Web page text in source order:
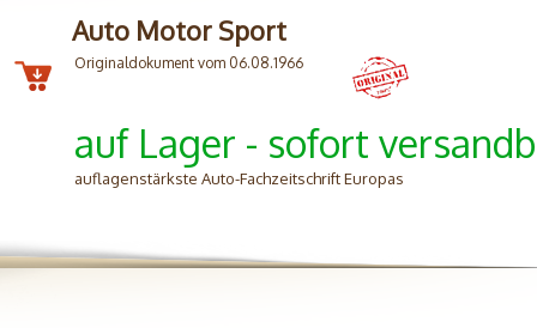
Auto Motor Sport
Originaldokument vom 06.08.1966
auf Lager - sofort
auflagenstärkste Auto-Fachzeitschrift Europas